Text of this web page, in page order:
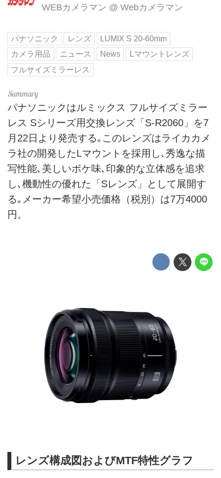
WEBカメラマン @ Webカメラマン
パナソニック レンズ
LUMIX S 20-60mm
カメラ用品
ニュース News
Lマウントレンズ
フルサイズミラーレス
パナソニックはルミックス フルサイズミラー
レス Sシリーズ用交換レンズ「S-R2060」を7
月22日より発売する｡このレンズはライカカメ
ラ社の開発したLマウントを採用し､秀逸な描
写性能､美しいボケ味､印象的な立体感を追求
し､機動性の優れた「Sレンズ」として展開す
る｡メーカー希望小売価格（税別）は7万4000
円。
レンズ構成図およびMTF特性グラフ